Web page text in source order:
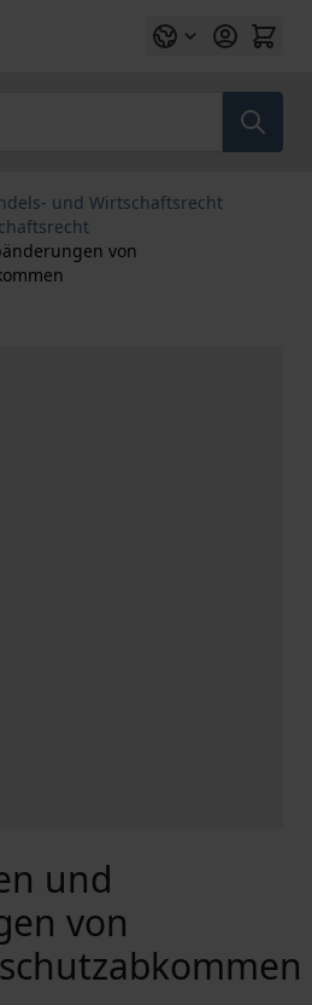
und Wirtschaftsrecht
von
und
von